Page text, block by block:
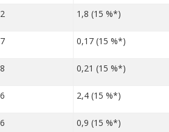
1,8 (15 %*)
0,17 (15 %*)
0,21 (15 %*)
2,4 (15 %*)
0,9 (15 %*)